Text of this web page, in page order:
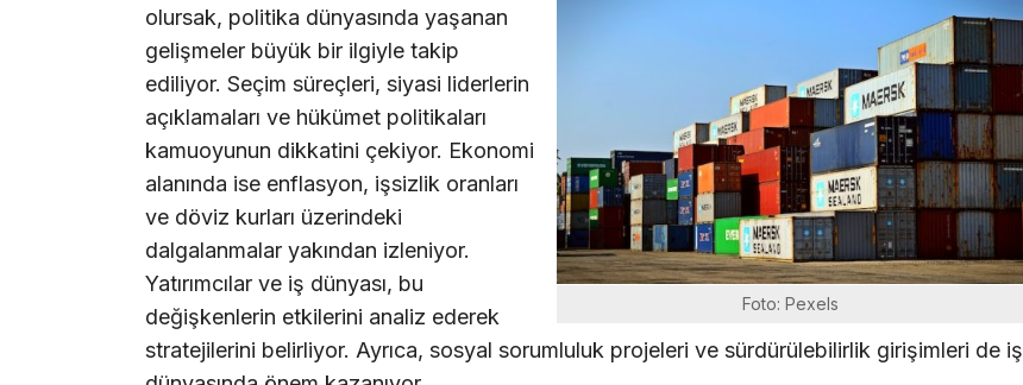
Foto: Pexels
olursak, politika dünyasında yaşanan
gelişmeler büyük bir ilgiyle takip
ediliyor. Seçim süreçleri, siyasi liderlerin
açıklamaları ve hükümet politikaları
kamuoyunun dikkatini çekiyor. Ekonomi
alanında ise enflasyon, işsizlik oranları
ve döviz kurları üzerindeki
dalgalanmalar yakından izleniyor.
Yatırımcılar ve iş dünyası, bu
değişkenlerin etkilerini analiz ederek
stratejilerini belirliyor. Ayrıca, sosyal sorumluluk projeleri ve sürdürülebilirlik girişimleri de iş